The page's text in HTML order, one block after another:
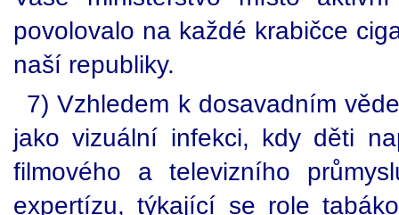
povolovalo na každé krabičce
naší republiky.
7) Vzhledem k dosavadním
jako vizuální infekci, kdy děti
filmového a televizního
expertízu, týkající se role